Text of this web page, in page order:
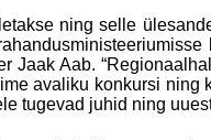
ning selle
Jaak Aab.
avaliku konkursi
tugevad juhid ning